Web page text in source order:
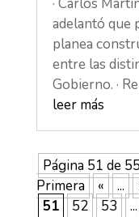
· Carlos
adelantó que
planea
entre las
Gobierno. ·
leer más
Página 51 de 55
Primera
« ...
51
52 53 ...